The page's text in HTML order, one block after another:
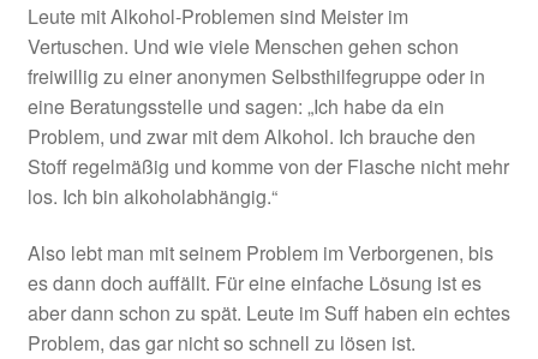
Leute mit Alkohol-Problemen sind Meister im
Vertuschen. Und wie viele Menschen gehen schon
freiwillig zu einer anonymen Selbsthilfegruppe oder in
eine Beratungsstelle und sagen: „Ich habe da ein
Problem, und zwar mit dem Alkohol. Ich brauche den
Stoff regelmäßig und komme von der Flasche nicht mehr
los. Ich bin alkoholabhängig.“
Also lebt man mit seinem Problem im Verborgenen, bis
es dann doch auffällt. Für eine einfache Lösung ist es
aber dann schon zu spät. Leute im Suff haben ein echtes
Problem, das gar nicht so schnell zu lösen ist.